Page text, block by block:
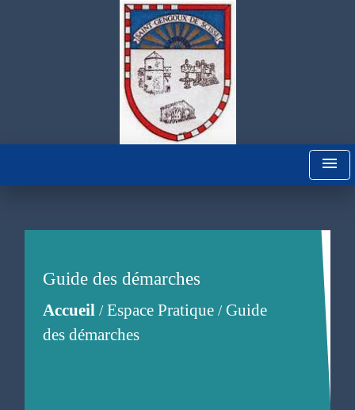
menu
Guide des démarches
Accueil/Espace Pratique/Guide
des démarches